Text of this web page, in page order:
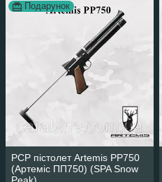
Подарунок
PCP пістолет Artemis PP750
(Артеміс ПП750) (SPA Snow